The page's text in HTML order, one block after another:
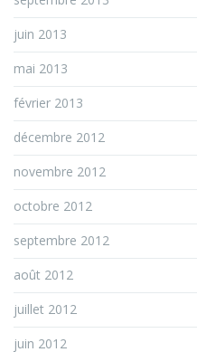
juin 2013
mai 2013
février 2013
décembre 2012
novembre 2012
octobre 2012
septembre 2012
août 2012
juillet 2012
juin 2012